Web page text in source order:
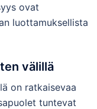
ovat
luottamuksellista
välillä
on ratkaisevaa
tuntevat